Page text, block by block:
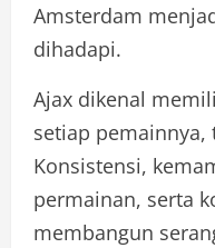
Amsterdam
dihadapi.
Ajax dikenal
setiap pemainnya,
Konsistensi,
permainan, serta
membangun